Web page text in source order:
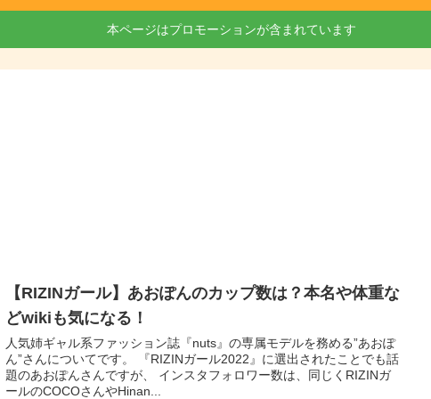
本ページはプロモーションが含まれています
【RIZINガール】あおぽんのカップ数は？本名や体重な
どwikiも気になる！
人気姉ギャル系ファッション誌『nuts』の専属モデルを務める”あおぽ
ん”さんについてです。 『RIZINガール2022』に選出されたことでも話
題のあおぽんさんですが、 インスタフォロワー数は、同じくRIZINガ
ールのCOCOさんやHinan...